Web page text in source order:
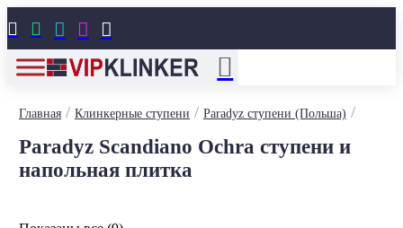
    
Главная/ Клинкерные ступени / Paradyz ступени (Польша) /
Paradyz Scandiano Ochra ступени и
напольная плитка